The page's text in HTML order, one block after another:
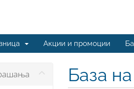
Акции и промоции
База